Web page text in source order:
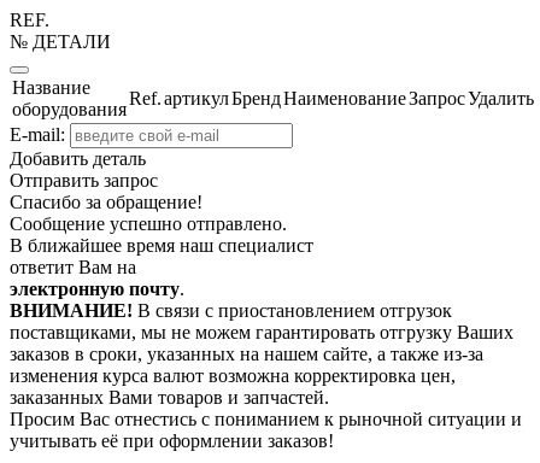
REF.
№ ДЕТАЛИ
Название
оборудования
Ref.артикулБрендНаименованиеЗапросУдалить
E-mail:
Добавить деталь
Отправить запрос
Спасибо за обращение!
Сообщение успешно отправлено.
В ближайшее время наш специалист
ответит Вам на
электронную почту.
ВНИМАНИЕ! В связи с приостановлением отгрузок
поставщиками, мы не можем гарантировать отгрузку Ваших
заказов в сроки, указанных на нашем сайте, а также из-за
изменения курса валют возможна корректировка цен,
заказанных Вами товаров и запчастей.
Просим Вас отнестись с пониманием к рыночной ситуации и
учитывать её при оформлении заказов!